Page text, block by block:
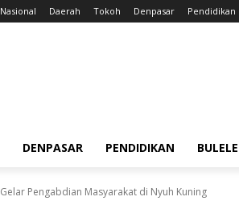
Nasional Daerah Tokoh Denpasar Pendidikan
DENPASAR PENDIDIKAN
Pengabdian Masyarakat di Nyuh Kuning